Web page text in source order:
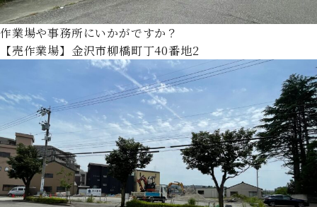
作業場や事務所にいかがですか？
【売作業場】金沢市柳橋町丁40番地2